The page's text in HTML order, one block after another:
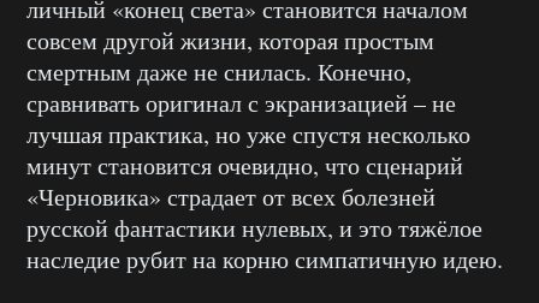
личный «конец света» становится началом
совсем другой жизни, которая простым
смертным даже не снилась. Конечно,
сравнивать оригинал с экранизацией – не
лучшая практика, но уже спустя несколько
минут становится очевидно, что сценарий
«Черновика» страдает от всех болезней
русской фантастики нулевых, и это тяжёлое
наследие рубит на корню симпатичную идею.